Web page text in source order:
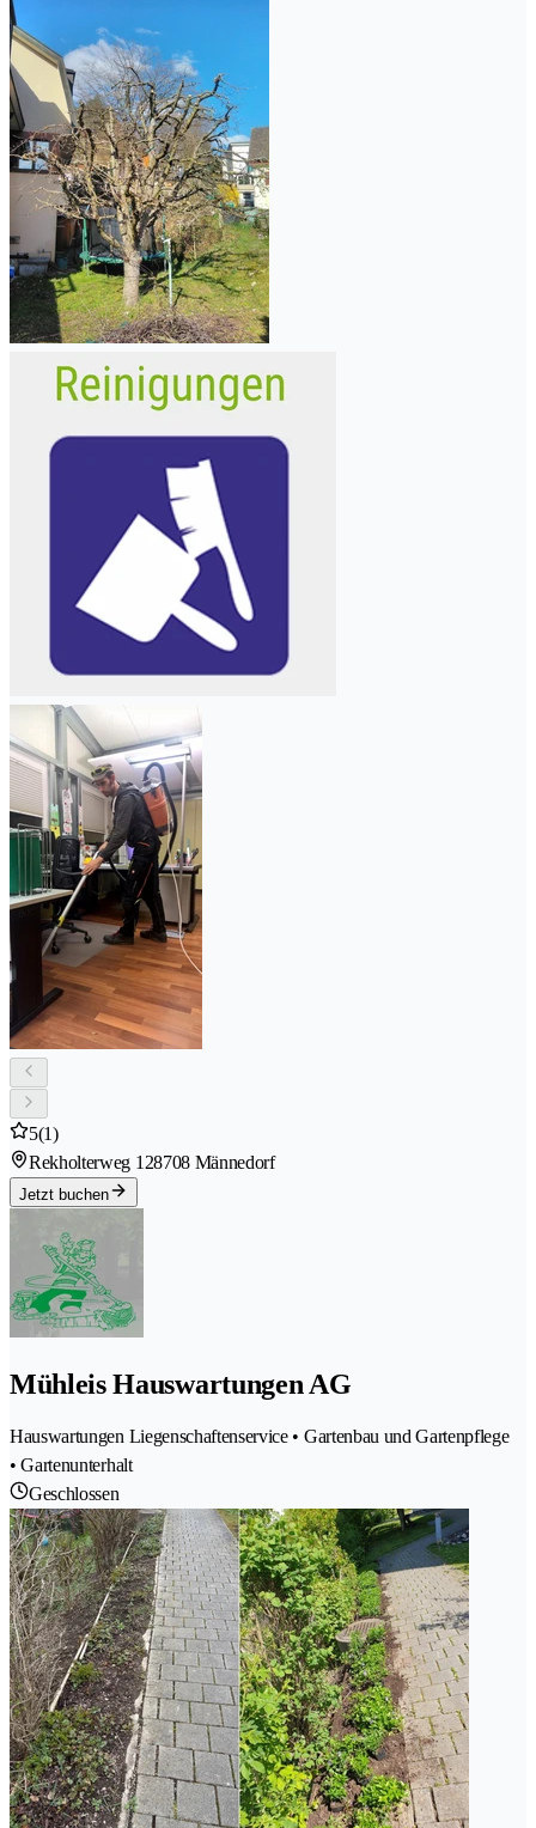
5(1)
Rekholterweg 128708 Männedorf
Jetzt buchen
Mühleis Hauswartungen AG
Hauswartungen Liegenschaftenservice • Gartenbau und Gartenpflege
• Gartenunterhalt
Geschlossen